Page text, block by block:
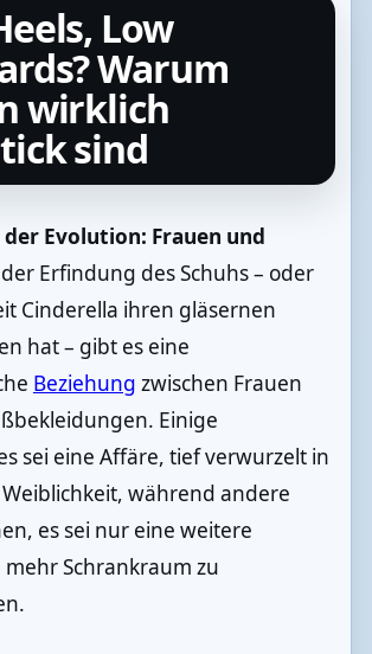
Low
Warum
wirklich
sind
Evolution: Frauen und
Erfindung des Schuhs – oder
Cinderella ihren gläsernen
hat – gibt es eine
Beziehung zwischen Frauen
Einige
sei eine Affäre, tief verwurzelt in
während andere
es sei nur eine weitere
Schrankraum zu